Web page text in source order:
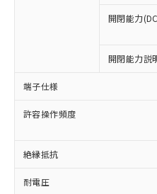
開閉能力
開閉能力説
端子仕様
許容操作頻度
絶縁抵抗
耐電圧
本サービスは
商品の当社在
(税抜)を提供
当社制御機器
本サービスの
ことをご了承
在庫状況およ
記載している
タに基づき作
準価格とは異
調査・確認中：EU
非含有の対応状況
非該当品：ライセ
害物質有無と関係の
仕入先様の事情によ
いたものが、含有品
むを得ず変更するこ
*EU RoHS指令（10物質）：
鉛(Pb) 1000ppm以下、 水
六価クロム(Cr(Ⅵ))
「○」：最大均質材
基準値以下であるこ
「×」：最大均質材
基準値を超えている
「－」：未確認です
当社は、これ
為替および外
（以下｢規制
または国外へ
国政府の輸出
可)を取得する